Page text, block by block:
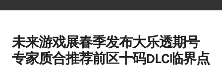
未来游戏展春季发布大乐透期号
专家质合推荐前区十码DLC临界点